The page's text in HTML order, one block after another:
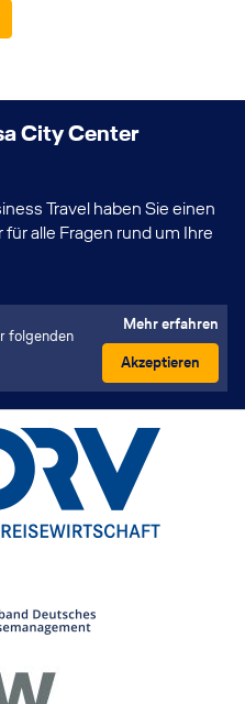
City Center
Travel haben Sie einen
alle Fragen rund um Ihre
folgenden
Mehr erfahren
Akzeptieren